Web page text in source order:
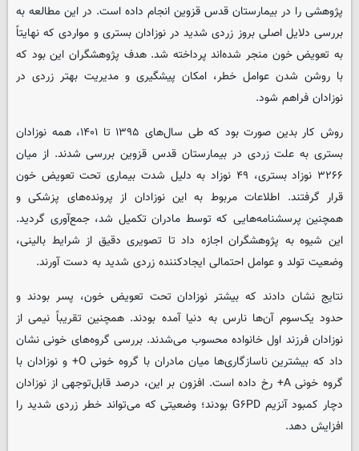
پژوهشی را در بیمارستان قدس قزوین انجام داده است. در این مطالعه به
بررسی دلایل اصلی بروز زردی شدید در نوزادان بستری و مواردی که نهایتاً
به تعویض خون منجر شده‌اند پرداخته شد. هدف پژوهشگران این بود که
با روشن شدن عوامل خطر، امکان پیشگیری و مدیریت بهتر زردی در
نوزادان فراهم شود.
روش کار بدین صورت بود که طی سال‌های ۱۳۹۵ تا ۱۴۰۱، همه نوزادان
بستری به علت زردی در بیمارستان قدس قزوین بررسی شدند. از میان
۳۲۶۶ نوزاد بستری، ۴۹ نوزاد به دلیل شدت بیماری تحت تعویض خون
قرار گرفتند. اطلاعات مربوط به این نوزادان از پرونده‌های پزشکی و
همچنین پرسشنامه‌هایی که توسط مادران تکمیل شد، جمع‌آوری گردید.
این شیوه به پژوهشگران اجازه داد تا تصویری دقیق از شرایط بالینی،
وضعیت تولد و عوامل احتمالی ایجادکننده زردی شدید به دست آورند.
نتایج نشان دادند که بیشتر نوزادان تحت تعویض خون، پسر بودند و
حدود یک‌سوم آن‌ها نارس به دنیا آمده بودند. همچنین تقریباً نیمی از
نوزادان فرزند اول خانواده محسوب می‌شدند. بررسی گروه‌های خونی نشان
داد که بیشترین ناسازگاری‌ها میان مادران با گروه خونی O+ و نوزادان با
گروه خونی A+ رخ داده است. افزون بر این، درصد قابل‌توجهی از نوزادان
دچار کمبود آنزیم G۶PD بودند؛ وضعیتی که می‌تواند خطر زردی شدید را
افزایش دهد.